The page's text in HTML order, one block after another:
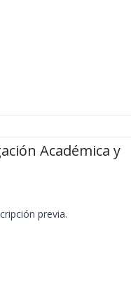
Académica y
previa.